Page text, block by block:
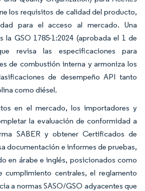
los requisitos de calidad del producto,
para el acceso al mercado. Una
la GSO 1785-1:2024 (aprobada el 1 de
revisa las especificaciones para
de combustión interna y armoniza los
de desempeño API tanto
como diésel.
en el mercado, los importadores y
la evaluación de conformidad a
SABER y obtener Certificados de
documentación e informes de pruebas,
en árabe e inglés, posicionados como
centrales, el reglamento
a normas SASO/GSO adyacentes que